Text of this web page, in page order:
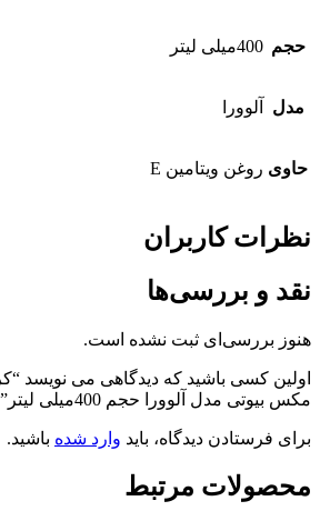
حجم 400میلی لیتر
مدل آلوورا
حاوی روغن ویتامین E
نظرات کاربران
نقد و بررسی‌ها
هنوز بررسی‌ای ثبت نشده است.
اولین کسی باشید که دیدگاهی می نویسد
مکس بیوتی مدل آلوورا حجم 400میلی لیتر”
برای فرستادن دیدگاه، باید وارد شده باشید.
محصولات مرتبط